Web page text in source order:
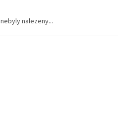
nebyly nalezeny...